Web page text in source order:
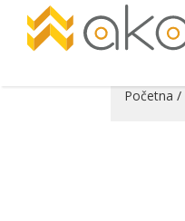
Početna /